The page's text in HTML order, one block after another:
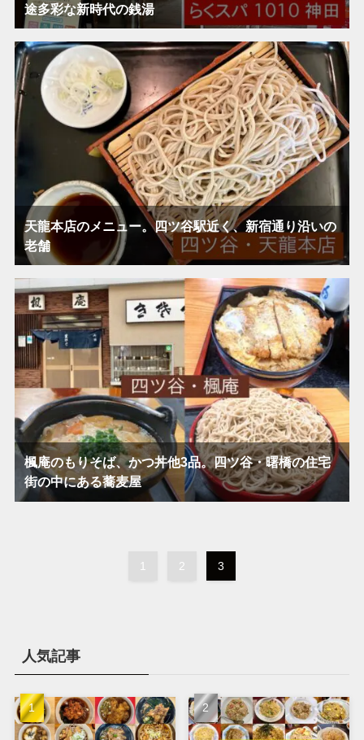
途多彩な新時代の銭湯
天龍本店のメニュー。四ツ谷駅近く、新宿通り沿いの
老舗
楓庵のもりそば、かつ丼他3品。四ツ谷・曙橋の住宅
街の中にある蕎麦屋
1 2 3
人気記事